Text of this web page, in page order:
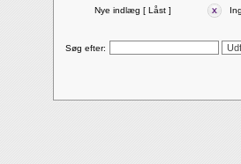
Nye indlæg [ Låst ]
Søg efter: